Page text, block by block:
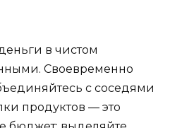
в чистом
Своевременно
с соседями
продуктов — это